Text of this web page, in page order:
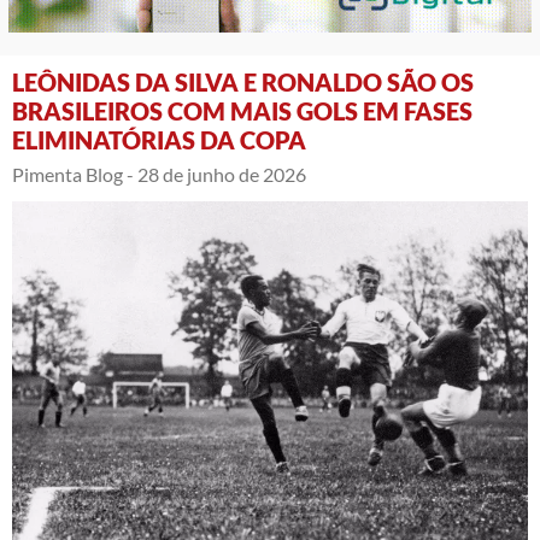
LEÔNIDAS DA SILVA E RONALDO SÃO OS
BRASILEIROS COM MAIS GOLS EM FASES
ELIMINATÓRIAS DA COPA
Pimenta Blog - 28 de junho de 2026